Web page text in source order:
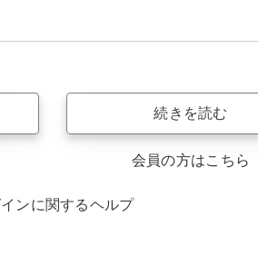
続きを読む
会員の方はこちら
ンに関するヘルプ